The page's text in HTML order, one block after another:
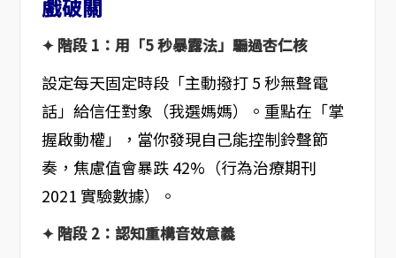
戲破關
✦ 階段 1：用「5 秒暴露法」騙過杏仁核
設定每天固定時段「主動撥打 5 秒無聲電
話」給信任對象（我選媽媽）。重點在「掌
握啟動權」，當你發現自己能控制鈴聲節
奏，焦慮值會暴跌 42%（行為治療期刊
2021 實驗數據）。
✦ 階段 2：認知重構音效意義